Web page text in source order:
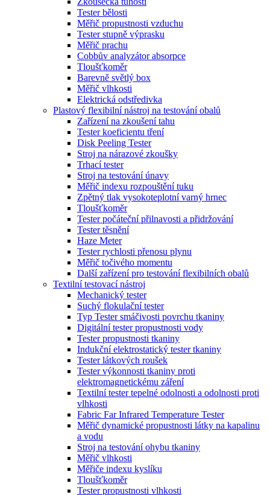
Tester bělosti
Měřič propustnosti vzduchu
Tester stupně výprasku
Měřič prachu
Cobbův analyzátor absorpce
Tloušťkoměr
Barevně světlý box
Měřič vlhkosti
Elektrická odstředivka
Plastový flexibilní nástroj na testování obalů
Zařízení na zkoušení tahu
Tester koeficientu tření
Disk Peeling Tester
Stroj na nárazové zkoušky
Trhací tester
Stroj na testování únavy
Měřič indexu rozpouštění tuku
Zpětný tlak vysokoteplotní varný hrnec
Tloušťkoměr
Tester počáteční přilnavosti a přidržování
Tester těsnění
Haze Meter
Tester rychlosti přenosu plynu
Měřič točivého momentu
Další zařízení pro testování flexibilních obalů
Textilní testovací nástroj
Mechanický tester
Suchý flokulační tester
Typ Tester smáčivosti povrchu tkaniny
Digitální tester propustnosti vody
Tester propustnosti tkaniny
Indukční elektrostatický tester tkaniny
Tester látkových roušek
Tester výkonnosti tkaniny proti
elektromagnetickému záření
Textilní tester tepelné odolnosti a odolnosti proti
vlhkosti
Fabric Far Infrared Temperature Tester
Měřič dynamické propustnosti látky na kapalinu
a vodu
Stroj na testování ohybu tkaniny
Měřič vlhkosti
Měřiče indexu kyslíku
Tloušťkoměr
Tester propustnosti vlhkosti